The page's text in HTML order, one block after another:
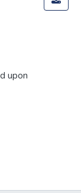
upon